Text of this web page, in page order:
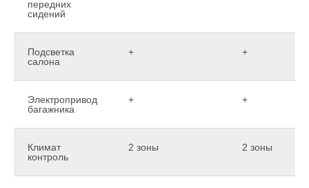
передних
сидений
Подсветка
салона
+ +
Электропривод
багажника
+ +
Климат
контроль
2 зоны 2 зоны